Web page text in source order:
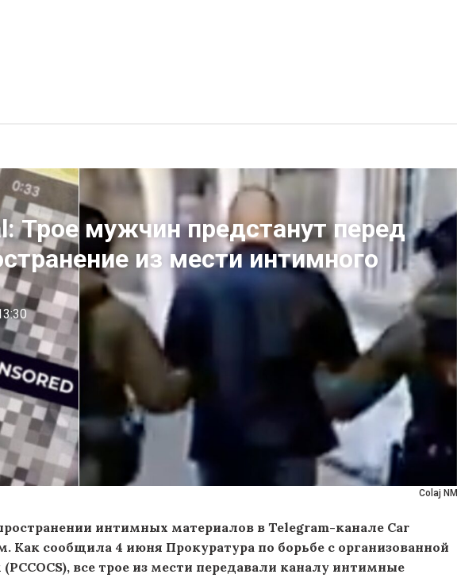
Colaj NM
Трое мужчин предстанут перед
из мести интимного
интимных материалов в Telegram-канале Car
Как сообщила 4 июня Прокуратура по борьбе с организованной
все трое из мести передавали каналу интимные